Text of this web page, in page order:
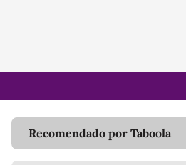
Recomendado por Taboola